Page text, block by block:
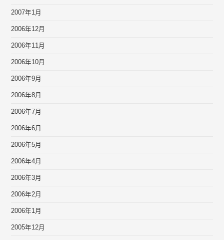
2007年1月
2006年12月
2006年11月
2006年10月
2006年9月
2006年8月
2006年7月
2006年6月
2006年5月
2006年4月
2006年3月
2006年2月
2006年1月
2005年12月